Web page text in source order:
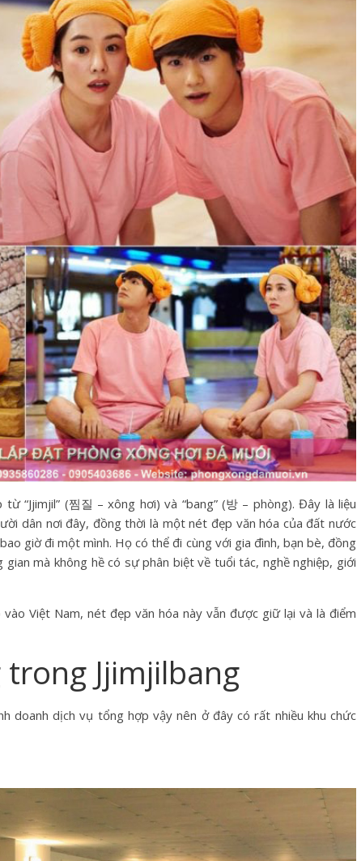
“Jjimjil” (찜질 – xông hơi) và “bang” (방 – phòng). Đây là liệu
dân nơi đây, đồng thời là một nét đẹp văn hóa của đất nước
giờ đi một mình. Họ có thể đi cùng với gia đình, bạn bè, đồng
mà không hề có sự phân biệt về tuổi tác, nghề nghiệp, giới
Việt Nam, nét đẹp văn hóa này vẫn được giữ lại và là điểm
Jjimjilbang
doanh dịch vụ tổng hợp vậy nên ở đây có rất nhiều khu chức